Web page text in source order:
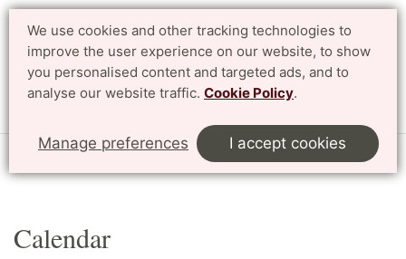
We use cookies and other tracking technologies to
improve the user experience on our website, to show
you personalised content and targeted ads, and to
analyse our website traffic. Cookie Policy.
Manage preferences I accept cookies
Search Svenska
Start English Research Profile Areas Calendar
Calendar